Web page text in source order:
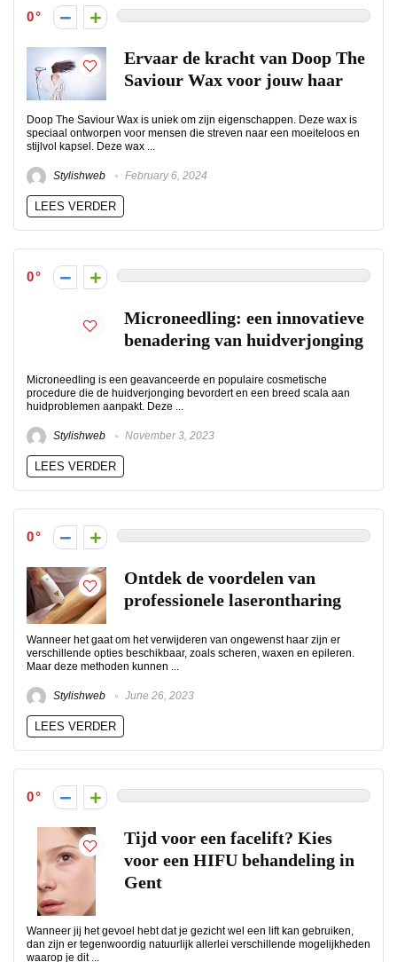
0
Ervaar de kracht van Doop The
Saviour Wax voor jouw haar
Doop The Saviour Wax is uniek om zijn eigenschappen. Deze wax is
speciaal ontworpen voor mensen die streven naar een moeiteloos en
stijlvol kapsel. Deze wax ...
Stylishweb February 6, 2024
LEES VERDER
0
Microneedling: een innovatieve
benadering van huidverjonging
Microneedling is een geavanceerde en populaire cosmetische
procedure die de huidverjonging bevordert en een breed scala aan
huidproblemen aanpakt. Deze ...
Stylishweb November 3, 2023
LEES VERDER
0
Ontdek de voordelen van
professionele laserontharing
Wanneer het gaat om het verwijderen van ongewenst haar zijn er
verschillende opties beschikbaar, zoals scheren, waxen en epileren.
Maar deze methoden kunnen ...
Stylishweb June 26, 2023
LEES VERDER
0
Tijd voor een facelift? Kies
voor een HIFU behandeling in
Gent
Wanneer jij het gevoel hebt dat je gezicht wel een lift kan gebruiken,
dan zijn er tegenwoordig natuurlijk allerlei verschillende mogelijkheden
waarop je dit ...